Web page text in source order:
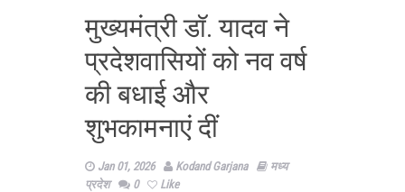
मुख्यमंत्री डॉ. यादव ने
प्रदेशवासियों को नव वर्ष
की बधाई और
शुभकामनाएं दीं
Jan 01, 2026 Kodand Garjana
मध्य
प्रदेश
0 Like